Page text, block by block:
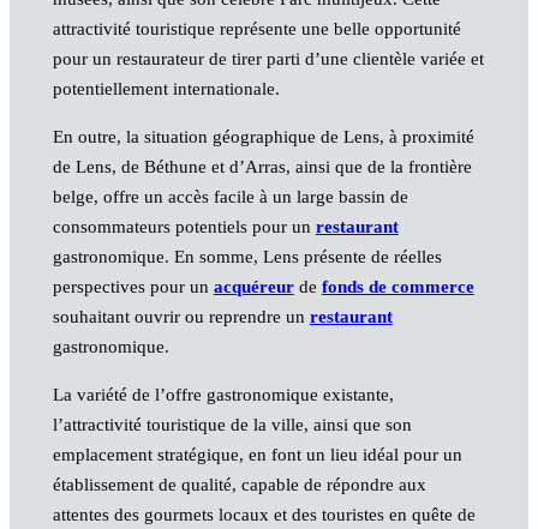
attractivité touristique représente une belle opportunité
pour un restaurateur de tirer parti d’une clientèle variée et
potentiellement internationale.
En outre, la situation géographique de Lens, à proximité
de Lens, de Béthune et d’Arras, ainsi que de la frontière
belge, offre un accès facile à un large bassin de
consommateurs potentiels pour un restaurant
gastronomique. En somme, Lens présente de réelles
perspectives pour un acquéreurde fonds de commerce
souhaitant ouvrir ou reprendre un restaurant
gastronomique.
La variété de l’offre gastronomique existante,
l’attractivité touristique de la ville, ainsi que son
emplacement stratégique, en font un lieu idéal pour un
établissement de qualité, capable de répondre aux
attentes des gourmets locaux et des touristes en quête de